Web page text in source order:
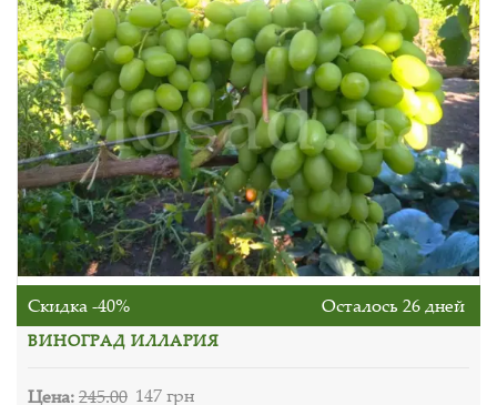
Скидка -40% Осталось 26 дней
ВИНОГРАД ИЛЛАРИЯ
Цена:245.00 147 грн